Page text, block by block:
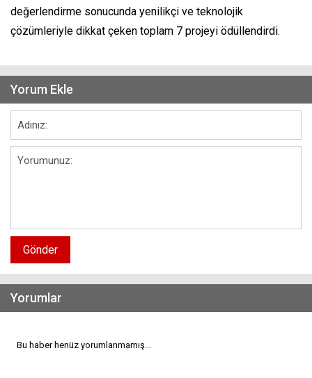
değerlendirme sonucunda yenilikçi ve teknolojik
çözümleriyle dikkat çeken toplam 7 projeyi ödüllendirdi.
Yorum Ekle
Gönder
Yorumlar
Bu haber henüz yorumlanmamış...